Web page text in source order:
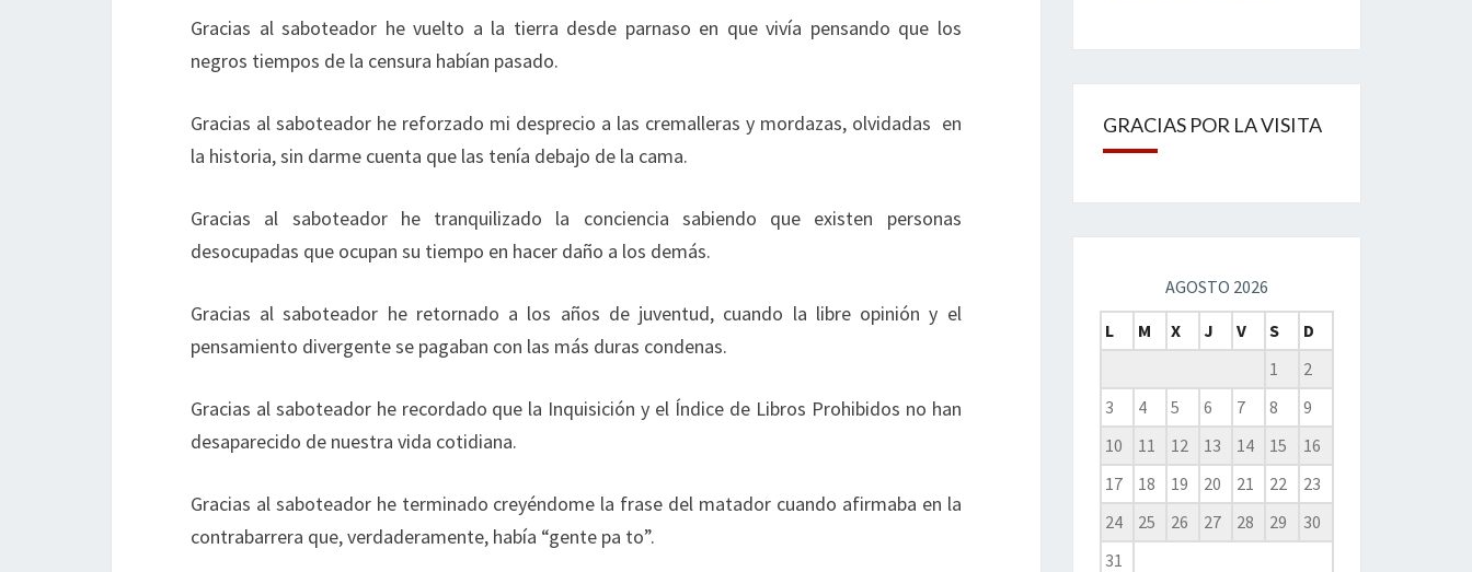
Gracias al saboteador he vuelto a la tierra desde parnaso en que vivía pensando que los
negros tiempos de la censura habían pasado.
Gracias al saboteador he reforzado mi desprecio a las cremalleras y mordazas, olvidadas en
la historia, sin darme cuenta que las tenía debajo de la cama.
Gracias al saboteador he tranquilizado la conciencia sabiendo que existen personas
desocupadas que ocupan su tiempo en hacer daño a los demás.
Gracias al saboteador he retornado a los años de juventud, cuando la libre opinión y el
pensamiento divergente se pagaban con las más duras condenas.
Gracias al saboteador he recordado que la Inquisición y el Índice de Libros Prohibidos no han
desaparecido de nuestra vida cotidiana.
Gracias al saboteador he terminado creyéndome la frase del matador cuando afirmaba en la
contrabarrera que, verdaderamente, había “gente pa to”.
GRACIAS POR LA VISITA
AGOSTO 2026
L
M X J V S
D
1
2
3
4 5 6 7 8
9
10
11 12 13 14 15
16
17
18 19 20 21 22
23
24
25 26 27 28 29
30
31